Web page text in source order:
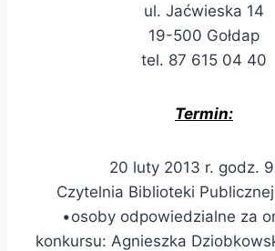
ul. Jaćwieska 14
19-500 Gołdap
tel. 87 615 04 40
Termin:
20 luty 2013 r. godz.
Czytelnia Biblioteki Publicznej
•osoby odpowiedzialne za
konkursu: Agnieszka